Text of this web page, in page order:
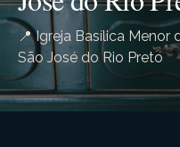
📍 Igreja Basílica
São José do Rio Preto